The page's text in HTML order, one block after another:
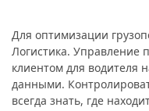
Для оптимизации
Логистика. Управление
клиентом для водителя
данными.
всегда знать, где